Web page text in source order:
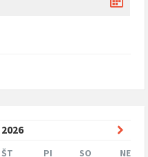
2026
ŠT PI SO NE